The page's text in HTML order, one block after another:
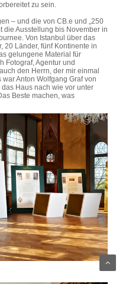
zu sein.
– und die von CB.e und „250
die Ausstellung bis November in
Von Istanbul über das
20 Länder, fünf Kontinente in
gelungene Material für
Fotograf, Agentur und
den Herrn, der mir einmal
Anton Wolfgang Graf von
Haus nach wie vor unter
Beste machen, was